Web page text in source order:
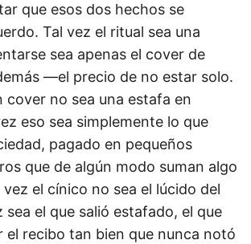
que esos dos hechos se
Tal vez el ritual sea una
sea apenas el cover de
—el precio de no estar solo.
cover no sea una estafa en
eso sea simplemente lo que
pagado en pequeños
que de algún modo suman algo
el cínico no sea el lúcido del
sea el que salió estafado, el que
el recibo tan bien que nunca notó